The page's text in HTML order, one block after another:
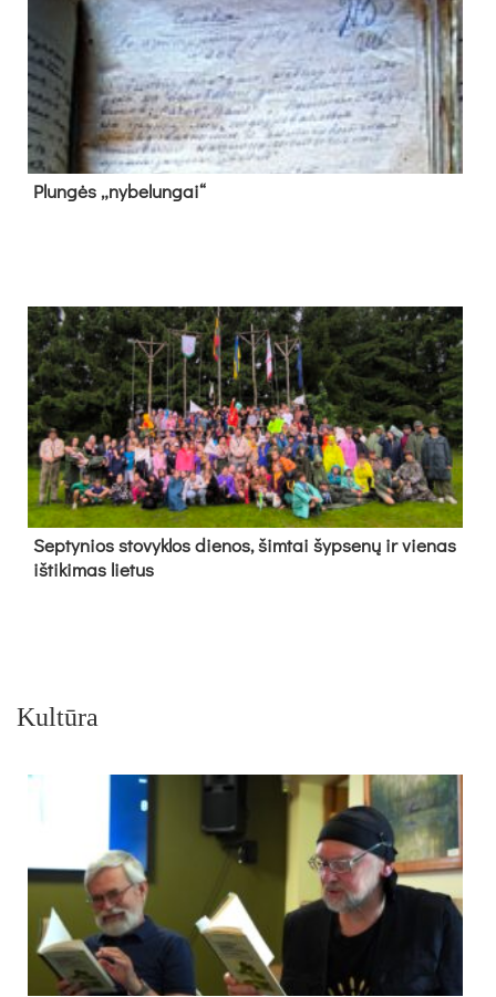
Plun­gės „ny­be­lun­gai“
Sep­ty­nios sto­vyk­los die­nos, šim­tai šyp­se­nų ir vie­nas
iš­ti­ki­mas lie­tus
Kultūra